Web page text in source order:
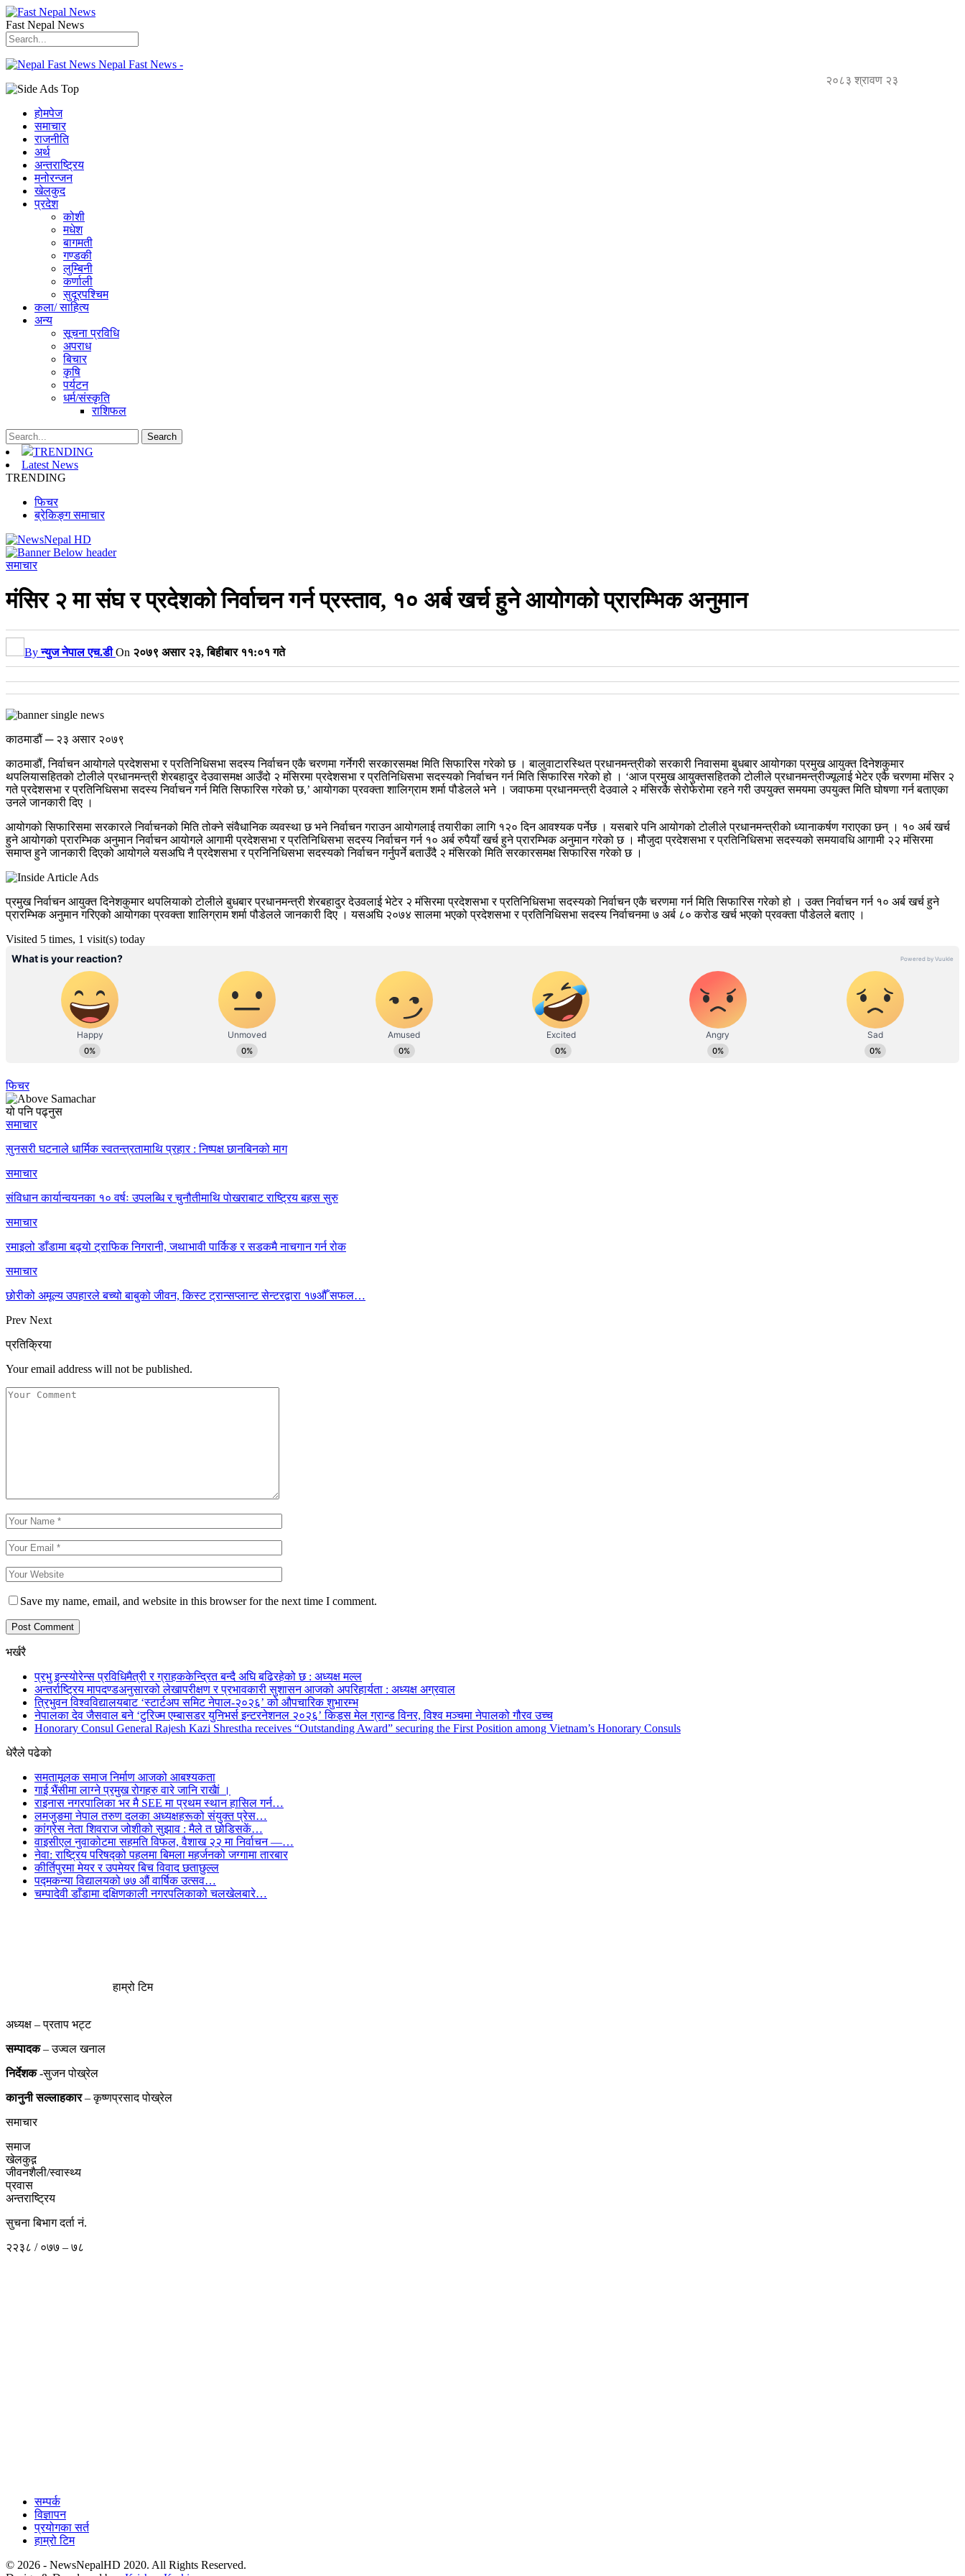
Fast Nepal News
Nepal Fast News -
२०८३ श्रावण २३
होमपेज
समाचार
राजनीति
अर्थ
अन्तराष्ट्रिय
मनोरन्जन
खेलकुद
प्रदेश
कोशी
मधेश
बागमती
गण्डकी
लुम्बिनी
कर्णाली
सुदूरपश्चिम
कला/ साहित्य
अन्य
सूचना प्रविधि
अपराध
बिचार
कृषि
पर्यटन
धर्म/संस्कृति
राशिफल
TRENDING
Latest News
TRENDING
फिचर
ब्रेकिङ्ग समाचार
समाचार
मंसिर २ मा संघ र प्रदेशको निर्वाचन गर्न प्रस्ताव, १० अर्ब खर्च हुने आयोगको प्रारम्भिक अनुमान
Byन्युज नेपाल एच.डी On २०७९ असार २३, बिहीबार ११:०१ गते
काठमाडौं ─ २३ असार २०७९
काठमाडौं, निर्वाचन आयोगले प्रदेशसभा र प्रतिनिधिसभा सदस्य निर्वाचन एकै चरणमा गर्नेगरी सरकारसमक्ष मिति सिफारिस गरेको छ । बालुवाटारस्थित प्रधानमन्त्रीको सरकारी निवासमा बुधबार आयोगका प्रमुख आयुक्त दिनेशकुमार
थपलियासहितको टोलीले प्रधानमन्त्री शेरबहादुर देउवासमक्ष आउँदो २ मंसिरमा प्रदेशसभा र प्रतिनिधिसभा सदस्यको निर्वाचन गर्न मिति सिफारिस गरेको हो । ‘आज प्रमुख आयुक्तसहितको टोलीले प्रधानमन्त्रीज्यूलाई भेटेर एकै चरणमा मंसिर २
गते प्रदेशसभा र प्रतिनिधिसभा सदस्य निर्वाचन गर्न मिति सिफारिस गरेको छ,’ आयोगका प्रवक्ता शालिग्राम शर्मा पौडेलले भने । जवाफमा प्रधानमन्त्री देउवाले २ मंसिरकै सेरोफेरोमा रहने गरी उपयुक्त समयमा उपयुक्त मिति घोषणा गर्न बताएका
उनले जानकारी दिए ।
आयोगको सिफारिसमा सरकारले निर्वाचनको मिति तोक्ने संवैधानिक व्यवस्था छ भने निर्वाचन गराउन आयोगलाई तयारीका लागि १२० दिन आवश्यक पर्नेछ । यसबारे पनि आयोगको टोलीले प्रधानमन्त्रीको ध्यानाकर्षण गराएका छन् । १० अर्ब खर्च
हुने आयोगको प्रारम्भिक अनुमान निर्वाचन आयोगले आगामी प्रदेशसभा र प्रतिनिधिसभा सदस्य निर्वाचन गर्न १० अर्ब रुपैयाँ खर्च हुने प्रारम्भिक अनुमान गरेको छ । मौजुदा प्रदेशसभा र प्रतिनिधिसभा सदस्यको समयावधि आगामी २२ मंसिरमा
समाप्त हुने जानकारी दिएको आयोगले यसअघि नै प्रदेशसभा र प्रनिनिधिसभा सदस्यको निर्वाचन गर्नुपर्ने बताउँदै २ मंसिरको मिति सरकारसमक्ष सिफारिस गरेको छ ।
प्रमुख निर्वाचन आयुक्त दिनेशकुमार थपलियाको टोलीले बुधबार प्रधानमन्त्री शेरबहादुर देउवलाई भेटेर २ मंसिरमा प्रदेशसभा र प्रतिनिधिसभा सदस्यको निर्वाचन एकै चरणमा गर्न मिति सिफारिस गरेको हो । उक्त निर्वाचन गर्न १० अर्ब खर्च हुने
प्रारम्भिक अनुमान गरिएको आयोगका प्रवक्ता शालिग्राम शर्मा पौडेलले जानकारी दिए । यसअघि २०७४ सालमा भएको प्रदेशसभा र प्रतिनिधिसभा सदस्य निर्वाचनमा ७ अर्ब ८० करोड खर्च भएको प्रवक्ता पौडेलले बताए ।
Visited 5 times, 1 visit(s) today
फिचर
यो पनि पढ्नुस
समाचार
सुनसरी घटनाले धार्मिक स्वतन्त्रतामाथि प्रहार : निष्पक्ष छानबिनको माग
समाचार
संविधान कार्यान्वयनका १० वर्षः उपलब्धि र चुनौतीमाथि पोखराबाट राष्ट्रिय बहस सुरु
समाचार
रमाइलो डाँडामा बढ्यो ट्राफिक निगरानी, जथाभावी पार्किङ र सडकमै नाचगान गर्न रोक
समाचार
छोरीको अमूल्य उपहारले बच्यो बाबुको जीवन, किस्ट ट्रान्सप्लान्ट सेन्टरद्वारा १७औँ सफल…
Prev Next
प्रतिक्रिया
Your email address will not be published.
Save my name, email, and website in this browser for the next time I comment.
भर्खरै
प्रभु इन्स्योरेन्स प्रविधिमैत्री र ग्राहककेन्द्रित बन्दै अघि बढिरहेको छ : अध्यक्ष मल्ल
अन्तर्राष्ट्रिय मापदण्डअनुसारको लेखापरीक्षण र प्रभावकारी सुशासन आजको अपरिहार्यता : अध्यक्ष अग्रवाल
त्रिभुवन विश्वविद्यालयबाट ‘स्टार्टअप समिट नेपाल-२०२६’ को औपचारिक शुभारम्भ
नेपालका देव जैसवाल बने ‘टुरिज्म एम्बासडर युनिभर्स इन्टरनेशनल २०२६’ किड्स मेल ग्रान्ड विनर, विश्व मञ्चमा नेपालको गौरव उच्च
Honorary Consul General Rajesh Kazi Shrestha receives “Outstanding Award” securing the First Position among Vietnam’s Honorary Consuls
धेरैले पढेको
समतामूलक समाज निर्माण आजको आबश्यकता
गाई भैंसीमा लाग्ने प्रमुख रोगहरु वारे जानि राखैां ।
राइनास नगरपालिका भर मै SEE मा प्रथम स्थान हासिल गर्न…
लमजुङमा नेपाल तरुण दलका अध्यक्षहरूको संयुक्त प्रेस…
कांग्रेस नेता शिवराज जोशीको सुझाव : मैले त छोडिसकें…
वाइसीएल नुवाकोटमा सहमति विफल, वैशाख २२ मा निर्वाचन —…
नेवा: राष्ट्रिय परिषद्को पहलमा बिमला महर्जनको जग्गामा तारबार
कीर्तिपुरमा मेयर र उपमेयर बिच विवाद छताछुल्ल
पद्मकन्या विद्यालयको ७७ औं ‌‌वार्षिक ‌उत्सव…
चम्पादेवी डाँडामा दक्षिणकाली नगरपलिकाको चलखेलबारे…
हाम्रो टिम
अध्यक्ष – प्रताप भट्ट
सम्पादक– उज्वल खनाल
निर्देशक-सुजन पोख्रेल
कानुनी सल्लाहकार– कृष्णप्रसाद पोख्रेल
समाचार
समाज
खेलकुद़़
जीवनशैली/स्वास्थ्य
प्रवास
अन्तराष्ट्रिय
सुचना बिभाग दर्ता नं.
२२३८ / ०७७ – ७८
सम्पर्क
विज्ञापन
प्रयोगका सर्त
हाम्रो टिम
© 2026 - NewsNepalHD 2020. All Rights Reserved.